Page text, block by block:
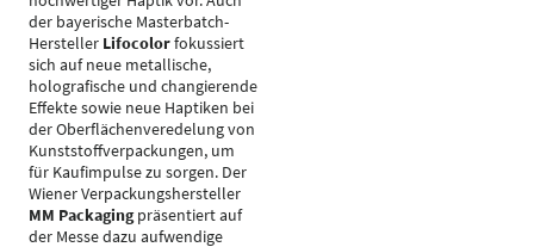
der bayerische Masterbatch-
Hersteller Lifocolorfokussiert
sich auf neue metallische,
holografische und changierende
Effekte sowie neue Haptiken bei
der Oberflächenveredelung von
Kunststoffverpackungen, um
für Kaufimpulse zu sorgen. Der
Wiener Verpackungshersteller
MM Packagingpräsentiert auf
der Messe dazu aufwendige